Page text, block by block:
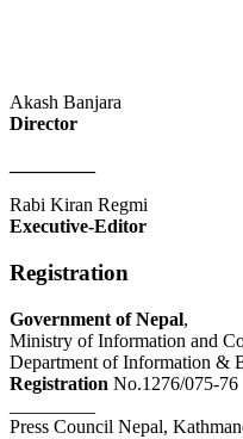
Akash Banjara
Director
Rabi Kiran Regmi
Executive-Editor
Registration
Government of Nepal,
Ministry of Information and
Department of Information &
Registration No.1276/075-76
Press Council Nepal,